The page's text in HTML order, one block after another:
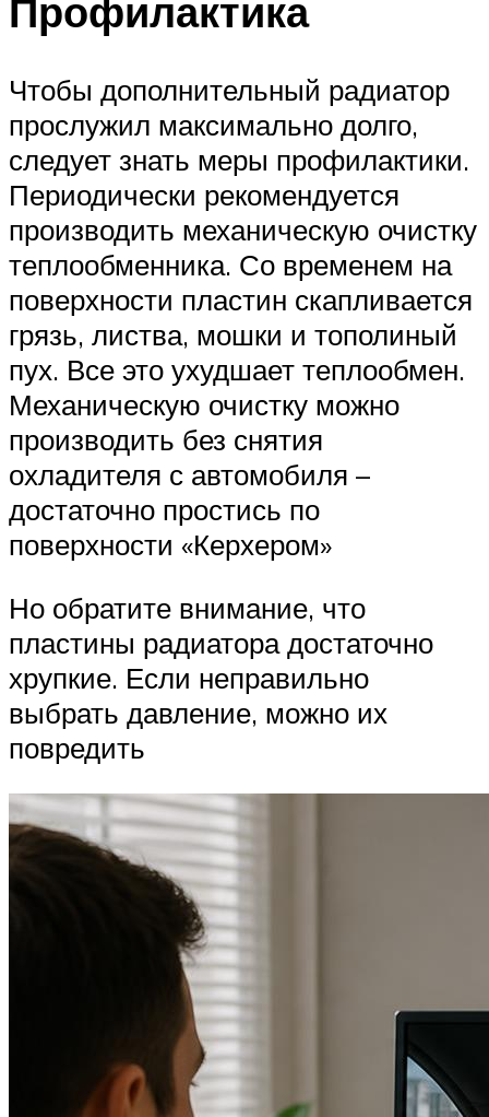
Профилактика
Чтобы дополнительный радиатор
прослужил максимально долго,
следует знать меры профилактики.
Периодически рекомендуется
производить механическую очистку
теплообменника. Со временем на
поверхности пластин скапливается
грязь, листва, мошки и тополиный
пух. Все это ухудшает теплообмен.
Механическую очистку можно
производить без снятия
охладителя с автомобиля –
достаточно простись по
поверхности «Керхером»
Но обратите внимание, что
пластины радиатора достаточно
хрупкие. Если неправильно
выбрать давление, можно их
повредить